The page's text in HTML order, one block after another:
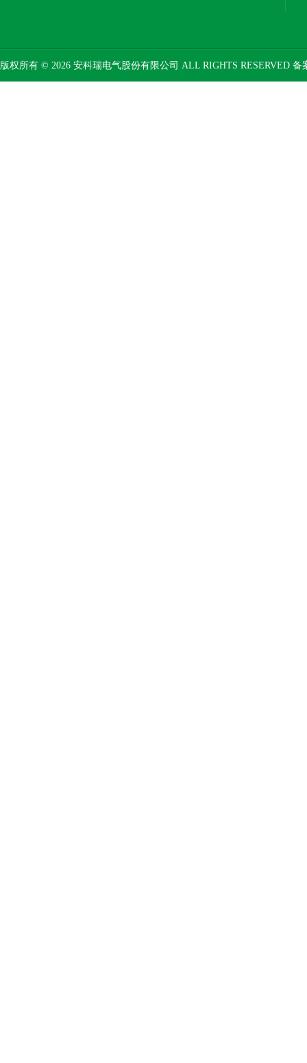
版权所有 © 2026 安科瑞电气股份有限公司 ALL RIGHTS RESERVED 备